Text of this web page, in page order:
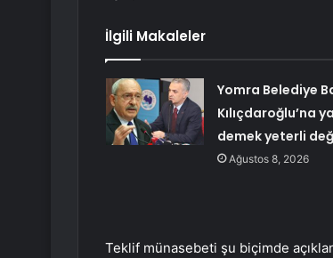
İlgili Makaleler
Yomra Belediye
Kılıçdaroğlu’na
demek yeterli
Ağustos 8, 2026
Teklif münasebeti şu biçimde